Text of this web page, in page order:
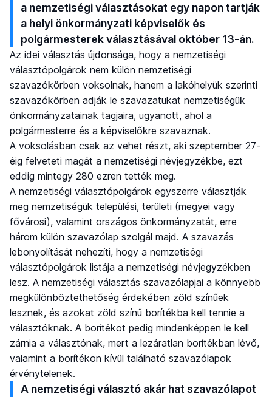
a nemzetiségi választásokat egy napon tartják
a helyi önkormányzati képviselők és
polgármesterek választásával október 13-án.
Az idei választás újdonsága, hogy a nemzetiségi
választópolgárok nem külön nemzetiségi
szavazókörben voksolnak, hanem a lakóhelyük szerinti
szavazókörben adják le szavazatukat nemzetiségük
önkormányzatainak tagjaira, ugyanott, ahol a
polgármesterre és a képviselőkre szavaznak.
A voksolásban csak az vehet részt, aki szeptember 27-
éig felveteti magát a nemzetiségi névjegyzékbe, ezt
eddig mintegy 280 ezren tették meg.
A nemzetiségi választópolgárok egyszerre választják
meg nemzetiségük települési, területi (megyei vagy
fővárosi), valamint országos önkormányzatát, erre
három külön szavazólap szolgál majd. A szavazás
lebonyolítását nehezíti, hogy a nemzetiségi
választópolgárok listája a nemzetiségi névjegyzékben
lesz. A nemzetiségi választás szavazólapjai a könnyebb
megkülönböztethetőség érdekében zöld színűek
lesznek, és azokat zöld színű borítékba kell tennie a
választóknak. A borítékot pedig mindenképpen le kell
zárnia a választónak, mert a lezáratlan borítékban lévő,
valamint a borítékon kívül található szavazólapok
érvénytelenek.
A nemzetiségi választó akár hat szavazólapot